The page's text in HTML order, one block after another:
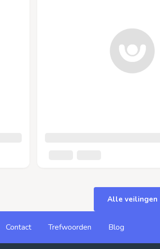
Alle veilingen
Contact Trefwoorden Blog